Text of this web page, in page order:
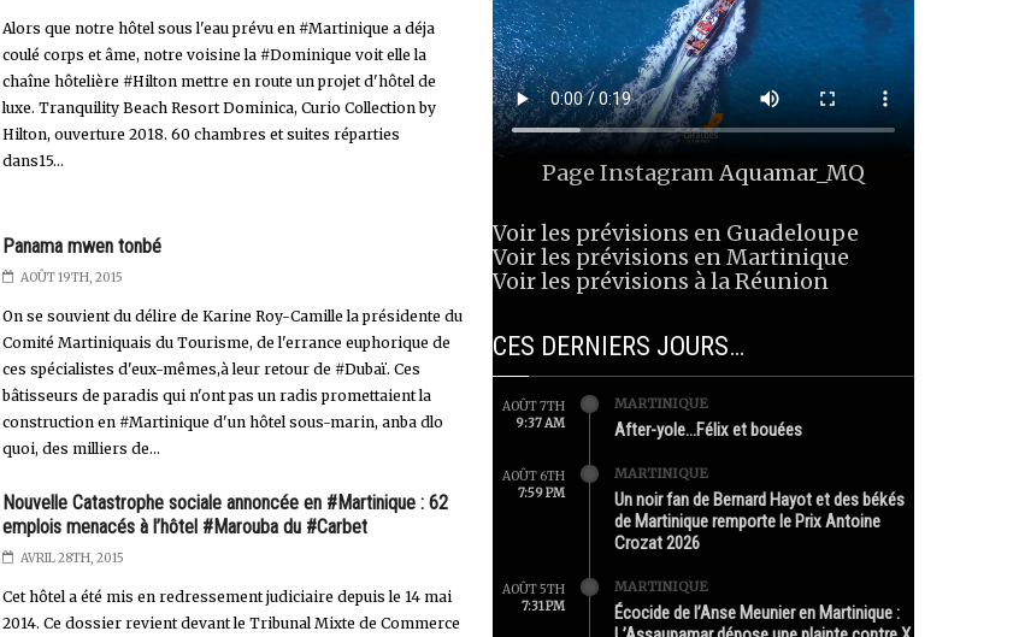
Alors que notre hôtel sous l'eau prévu en #Martinique a déja
coulé corps et âme, notre voisine la #Dominique voit elle la
chaîne hôtelière #Hilton mettre en route un projet d'hôtel de
luxe. Tranquility Beach Resort Dominica, Curio Collection by
Hilton, ouverture 2018. 60 chambres et suites réparties
dans15...
Panama mwen tonbé
AOÛT 19TH, 2015
On se souvient du délire de Karine Roy-Camille la présidente du
Comité Martiniquais du Tourisme, de l'errance euphorique de
ces spécialistes d'eux-mêmes,à leur retour de #Dubaï. Ces
bâtisseurs de paradis qui n'ont pas un radis promettaient la
construction en #Martinique d'un hôtel sous-marin, anba dlo
quoi, des milliers de...
Nouvelle Catastrophe sociale annoncée en #Martinique : 62
emplois menacés à l’hôtel #Marouba du #Carbet
AVRIL 28TH, 2015
Cet hôtel a été mis en redressement judiciaire depuis le 14 mai
2014. Ce dossier revient devant le Tribunal Mixte de Commerce
Page InstagramAquamar_MQ
Voir les prévisions en Guadeloupe
Voir les prévisions en Martinique
Voir les prévisions à la Réunion
CES DERNIERS JOURS…
AOÛT 7TH
9:37 AM
MARTINIQUE
After-yole…Félix et bouées
AOÛT 6TH
7:59 PM
MARTINIQUE
Un noir fan de Bernard Hayot et des békés
de Martinique remporte le Prix Antoine
Crozat 2026
AOÛT 5TH
7:31 PM
MARTINIQUE
Écocide de l’Anse Meunier en Martinique :